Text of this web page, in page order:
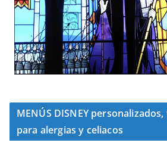
MENÚS DISNEY
para alergias y celiacos